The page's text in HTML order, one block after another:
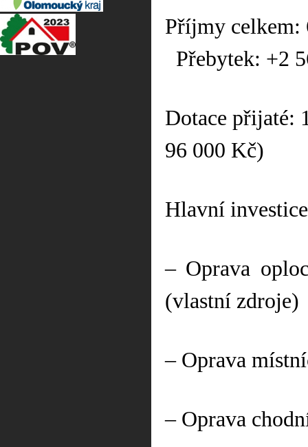
Příjmy celkem:
Přebytek: +2
Dotace přijaté:
96 000 Kč)
Hlavní
– Oprava
(vlastní zdroje)
– Oprava
– Oprava